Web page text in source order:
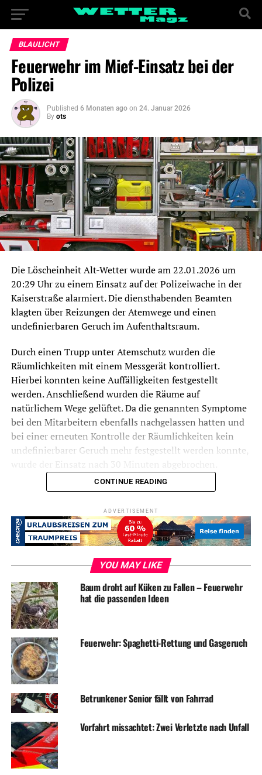
BLAULICHT
Feuerwehr im Mief-Einsatz bei der
Polizei
Published 6 Monaten ago on 24. Januar 2026
By ots
Die Löscheinheit Alt-Wetter wurde am 22.01.2026 um
20:29 Uhr zu einem Einsatz auf der Polizeiwache in der
Kaiserstraße alarmiert. Die diensthabenden Beamten
klagten über Reizungen der Atemwege und einen
undefinierbaren Geruch im Aufenthaltsraum.
Durch einen Trupp unter Atemschutz wurden die
Räumlichkeiten mit einem Messgerät kontrolliert.
Hierbei konnten keine Auffälligkeiten festgestellt
werden. Anschließend wurden die Räume auf
natürlichem Wege gelüftet. Da die genannten Symptome
bei den Mitarbeitern ebenfalls nachgelassen hatten und
bei einer erneuten Kontrolle der Räumlichkeiten kein
undefinierbarer Geruch mehr festgestellt werden konnte,
Symbolfoto / Archiv
RELATED TOPICS: BLAULICHT FEUERWEHR
UP NEXT
Einbrecher plündert Konto – wer kennt den Dieb?
DON'T MISS
Kriminalitäts-Tourismus: Großkontrollen in Wetter und
Herdecke
CONTINUE READING
ADVERTISEMENT
YOU MAY LIKE
Baum droht auf Küken zu Fallen – Feuerwehr
hat die passenden Ideen
Feuerwehr: Spaghetti-Rettung und Gasgeruch
Betrunkener Senior fällt von Fahrrad
Vorfahrt missachtet: Zwei Verletzte nach Unfall